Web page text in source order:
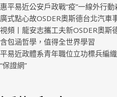
惠平易近公安戶政戰“疫”一線外行
廣式點心故OSDER奧斯德台北汽車
視頻丨龍安志攜工夫新OSDER奧斯
含包涵哲學，值得全世界學習
平易近政體系青年職位立功標兵編
“保證網”